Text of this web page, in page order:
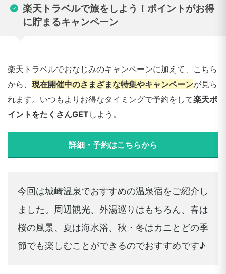
楽天トラベルで旅をしよう！ポイントがお得
に貯まるキャンペーン
楽天トラベルでおなじみのキャンペーンに加えて、こちら
れます。いつもよりお得なタイミングで予約をして楽天ポ
イントをたくさんGETしよう。